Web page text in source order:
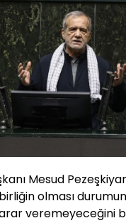
Mesud
olması
veremeyeceğini